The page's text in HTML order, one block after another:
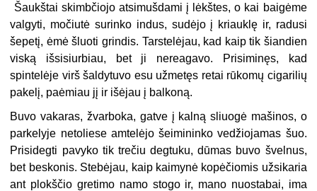
Šaukštai skimbčiojo atsimušdami į lėkštes, o kai baigėme
valgyti, močiutė surinko indus, sudėjo į kriauklę ir, radusi
šepetį, ėmė šluoti grindis. Tarstelėjau, kad kaip tik šiandien
viską išsisiurbiau, bet ji nereagavo. Prisiminęs, kad
spintelėje virš šaldytuvo esu užmetęs retai rūkomų cigarilių
pakelį, paėmiau jį ir išėjau į balkoną.
Buvo vakaras, žvarboka, gatve į kalną sliuogė mašinos, o
parkelyje netoliese amtelėjo šeimininko vedžiojamas šuo.
Prisidegti pavyko tik trečiu degtuku, dūmas buvo švelnus,
bet beskonis. Stebėjau, kaip kaimynė kopėčiomis užsikaria
ant plokščio gretimo namo stogo ir, mano nuostabai, ima